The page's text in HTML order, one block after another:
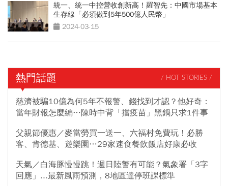
統一、統一中控營收創新高！羅智先：中國市場基本
生存線「必須做到5年500億人民幣」
2024-03-15
熱門話題 / HOT STORIES /
慈濟被騙10億為何5年不報警、錢找到才認？他好奇：
當年財報怎麼編…陳時中背「擋疫苗」黑鍋只求1件事
父親節優惠／麥當勞買一送一、六福村免費玩！必勝
客、肯德基、遊樂園…29家速食餐飲飯店好康必收
天氣／白海豚慢慢跳！週日陸警有可能？氣象署「3字
回應」...最新風雨預測，8地區達停班課標準